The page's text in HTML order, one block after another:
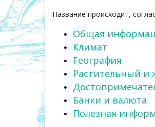
Название происходит,
Общая
Климат
География
Растительный
Банки и валюта
Полезная